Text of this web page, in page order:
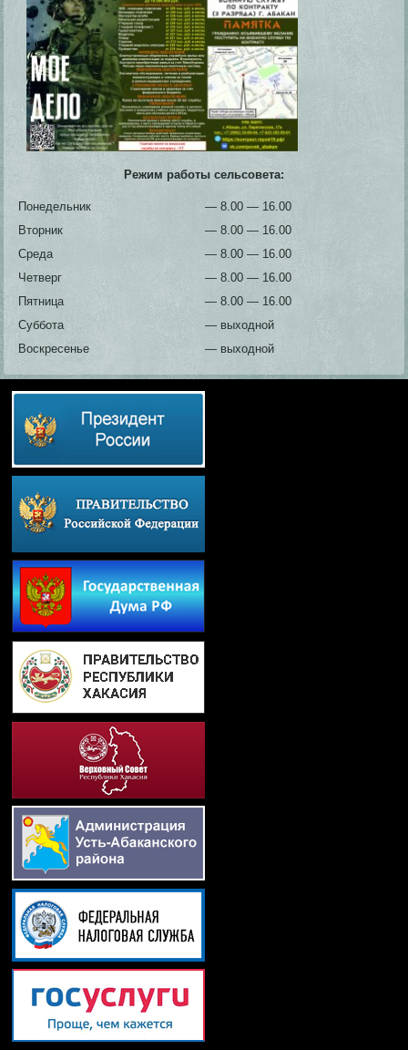
Режим работы сельсовета:
Понедельник
— 8.00 — 16.00
Вторник
— 8.00 — 16.00
Среда
— 8.00 — 16.00
Четверг
— 8.00 — 16.00
Пятница
— 8.00 — 16.00
Суббота
— выходной
Воскресенье
— выходной